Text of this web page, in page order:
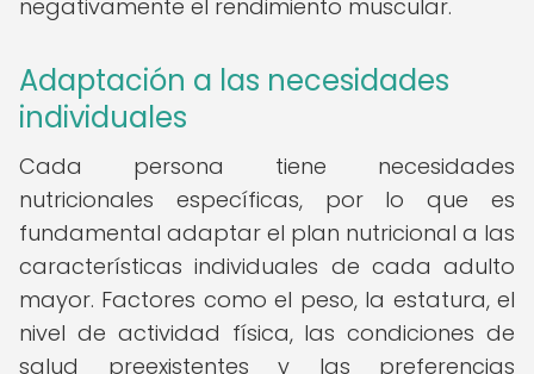
negativamente el rendimiento muscular.
Adaptación a las necesidades
individuales
Cada persona tiene necesidades
nutricionales específicas, por lo que es
fundamental adaptar el plan nutricional a las
características individuales de cada adulto
mayor. Factores como el peso, la estatura, el
nivel de actividad física, las condiciones de
salud preexistentes y las preferencias